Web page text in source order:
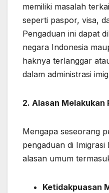
memiliki masalah
seperti paspor, visa,
Pengaduan ini dapat
negara Indonesia
haknya terlanggar
dalam administrasi
2. Alasan Melakukan
Mengapa seseorang
pengaduan di
alasan umum
Ketidakpuasan